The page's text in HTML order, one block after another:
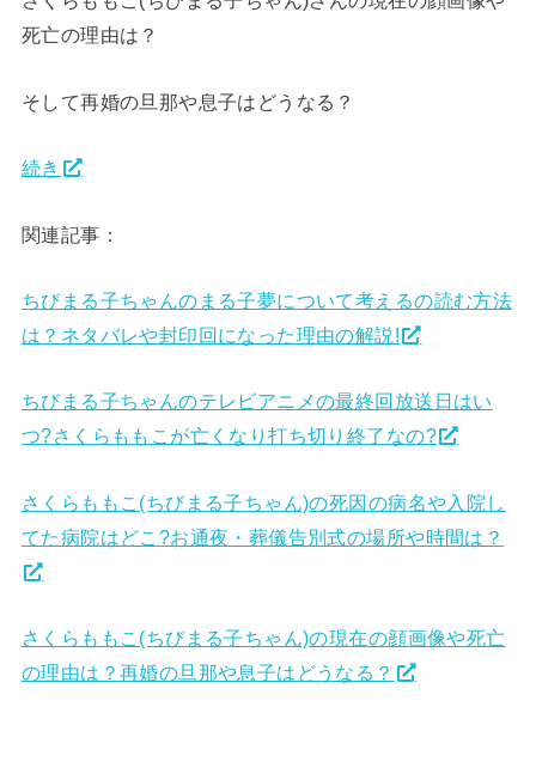
死亡の理由は？
そして再婚の旦那や息子はどうなる？
続き
関連記事：
ちびまる子ちゃんのまる子夢について考えるの読む方法
は？ネタバレや封印回になった理由の解説!
ちびまる子ちゃんのテレビアニメの最終回放送日はい
つ?さくらももこが亡くなり打ち切り終了なの?
さくらももこ(ちびまる子ちゃん)の死因の病名や入院し
てた病院はどこ?お通夜・葬儀告別式の場所や時間は？
さくらももこ(ちびまる子ちゃん)の現在の顔画像や死亡
の理由は？再婚の旦那や息子はどうなる？